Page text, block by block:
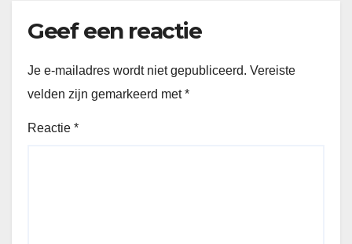
Geef een reactie
Je e-mailadres wordt niet gepubliceerd. Vereiste
velden zijn gemarkeerd met*
Reactie *